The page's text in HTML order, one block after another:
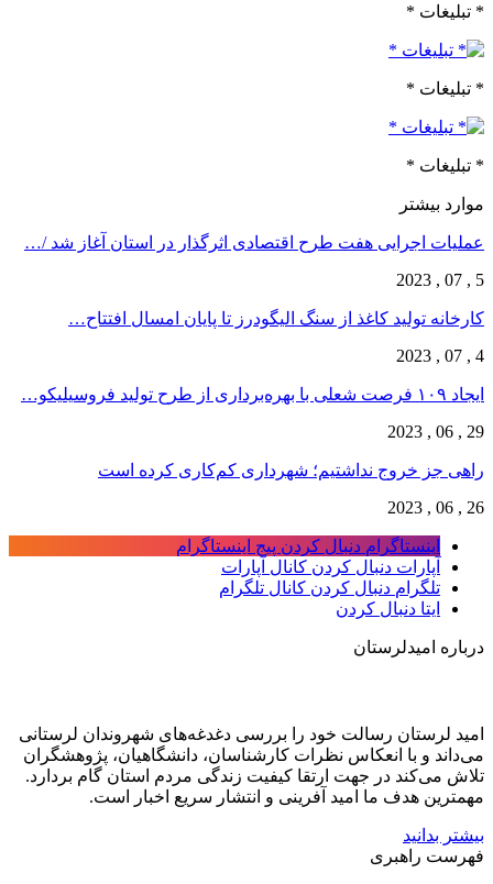
* تبلیغات *
* تبلیغات *
* تبلیغات *
موارد بیشتر
عملیات اجرایی هفت طرح اقتصادی اثرگذار در استان آغاز شد /…
5 , 07 , 2023
کارخانه تولید کاغذ از سنگ الیگودرز تا پایان امسال افتتاح…
4 , 07 , 2023
ایجاد ۱۰۹ فرصت شعلی با بهره‌برداری از طرح تولید فروسیلیکو…
29 , 06 , 2023
راهی جز خروج نداشتیم؛ شهرداری کم‌کاری کرده است
26 , 06 , 2023
اینستاگرام دنبال کردن پیج اینستاگرام
آپارات دنبال کردن کانال آپارات
تلگرام دنبال کردن کانال تلگرام
ایتا دنبال کردن
درباره امیدلرستان
امید لرستان رسالت خود را بررسی دغدغه‌های شهروندان لرستانی
می‌داند و با انعکاس نظرات کارشناسان، دانشگاهیان، پژوهشگران
تلاش می‌کند در جهت ارتقا کیفیت زندگی مردم استان گام بردارد.
مهمترین هدف ما امید آفرینی و انتشار سریع اخبار است.
بیشتر بدانید
فهرست راهبری